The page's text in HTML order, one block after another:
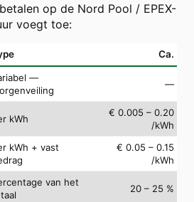
op de Nord Pool / EPEX-
voegt toe:
Ca.
—
—
kWh
€ 0.005 – 0.20
/kWh
kWh + vast
€ 0.05 – 0.15
/kWh
van het
20 – 25 %